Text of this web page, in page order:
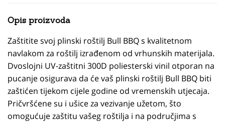
Opis proizvoda
Zaštitite svoj plinski roštilj Bull BBQ s kvalitetnom
navlakom za roštilj izrađenom od vrhunskih materijala.
Dvoslojni UV-zaštitni 300D poliesterski vinil otporan na
pucanje osigurava da će vaš plinski roštilj Bull BBQ biti
zaštićen tijekom cijele godine od vremenskih utjecaja.
Pričvršćene su i ušice za vezivanje užetom, što
omogućuje zaštitu vašeg roštilja i na područjima s